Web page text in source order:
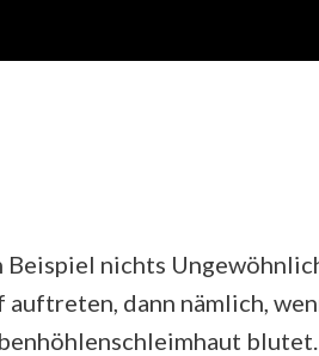
nichts
auftreten, dann nämlich,
blutet.